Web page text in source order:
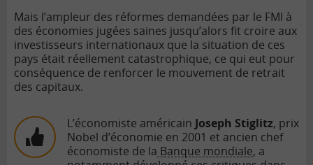
Mais l’ampleur des réformes demandées par le FMI à
des économies jugées saines jusqu’alors fit croire aux
investisseurs internationaux que la situation de ces
pays était réellement catastrophique, ce qui eut pour
conséquence de renforcer le mouvement de retrait
des capitaux.
L’économiste américain Joseph Stiglitz, prix
Nobel d’économie en 2001 et ancien chef
économiste de la Banque mondiale, a